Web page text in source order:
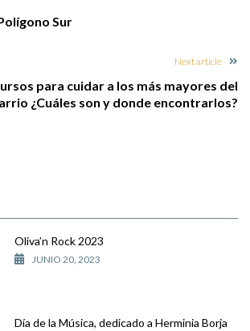
Sur
Next article
para cuidar a los más mayores del
¿Cuáles son y donde encontrarlos?
Oliva’n Rock 2023
JUNIO 20, 2023
Día de la Música, dedicado a Herminia Borja